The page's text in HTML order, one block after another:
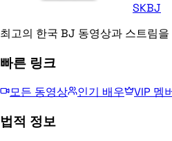
SKBJ
최고의 한국 BJ 동영상과 스트림
빠른 링크
모든 동영상 인기 배우 VIP 멤
법적 정보